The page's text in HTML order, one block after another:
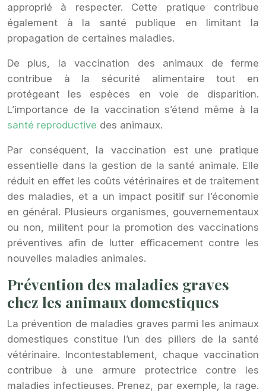
approprié à respecter. Cette pratique contribue
également à la santé publique en limitant la
propagation de certaines maladies.
De plus, la vaccination des animaux de ferme
contribue à la sécurité alimentaire tout en
protégeant les espèces en voie de disparition.
L’importance de la vaccination s’étend même à la
santé reproductive des animaux.
Par conséquent, la vaccination est une pratique
essentielle dans la gestion de la santé animale. Elle
réduit en effet les coûts vétérinaires et de traitement
des maladies, et a un impact positif sur l’économie
en général. Plusieurs organismes, gouvernementaux
ou non, militent pour la promotion des vaccinations
préventives afin de lutter efficacement contre les
nouvelles maladies animales.
Prévention des maladies graves
chez les animaux domestiques
La prévention de maladies graves parmi les animaux
domestiques constitue l’un des piliers de la santé
vétérinaire. Incontestablement, chaque vaccination
contribue à une armure protectrice contre les
maladies infectieuses. Prenez, par exemple, la rage.